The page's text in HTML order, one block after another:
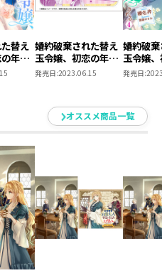
替え
年上
る5
婚約破棄された替え
玉令嬢、初恋の年上
王子に溺愛される＠
発売日:2023.06.15
婚約破
玉令嬢
王子に
発売日:
オススメ商品一覧